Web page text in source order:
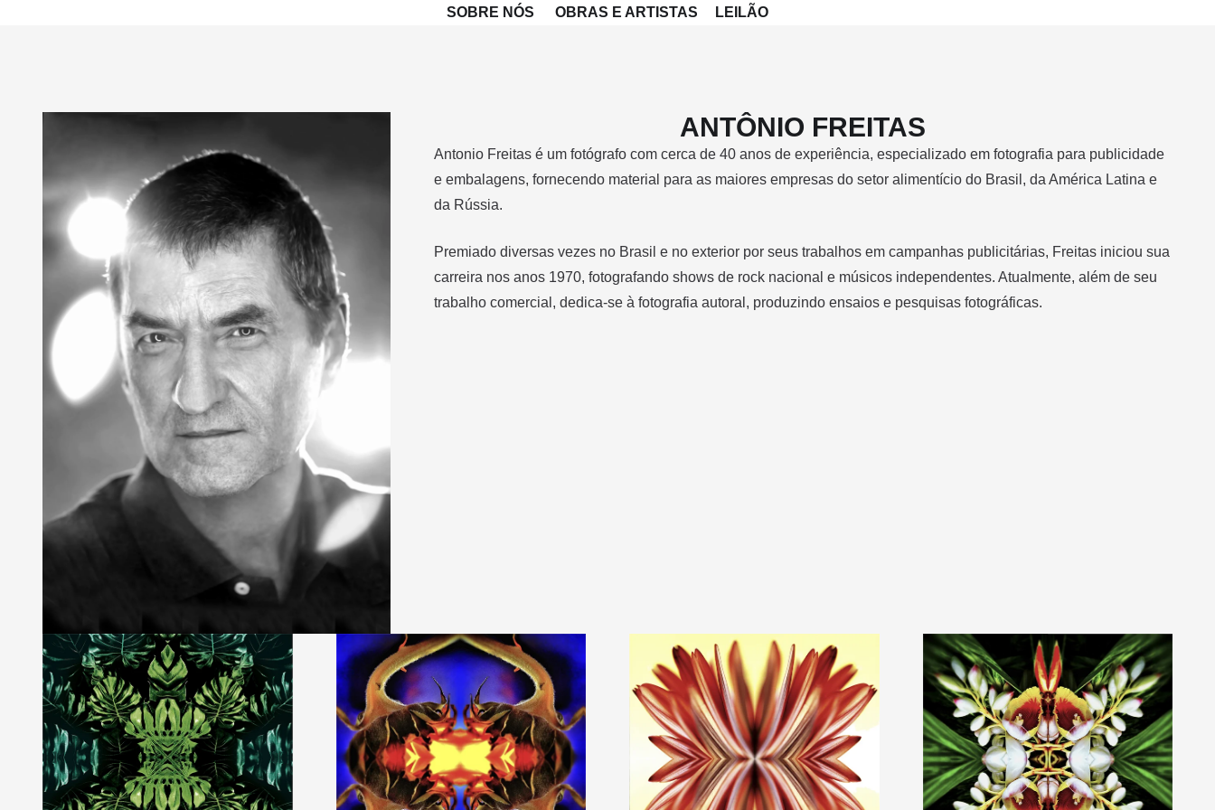
SOBRE NÓS OBRAS E ARTISTAS LEILÃO
ANTÔNIO FREITAS
Antonio Freitas é um fotógrafo com cerca de 40 anos de experiência, especializado em fotografia para publicidade
e embalagens, fornecendo material para as maiores empresas do setor alimentício do Brasil, da América Latina e
da Rússia.
Premiado diversas vezes no Brasil e no exterior por seus trabalhos em campanhas publicitárias, Freitas iniciou sua
carreira nos anos 1970, fotografando shows de rock nacional e músicos independentes. Atualmente, além de seu
trabalho comercial, dedica-se à fotografia autoral, produzindo ensaios e pesquisas fotográficas.